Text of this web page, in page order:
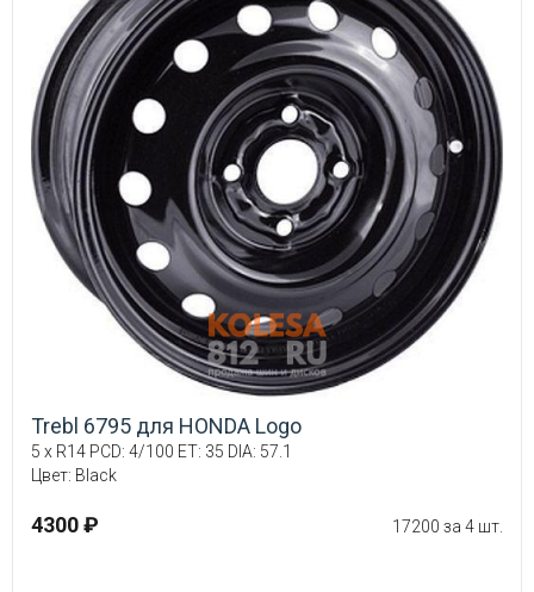
Trebl 6795 для HONDA Logo
5 x R14 PCD: 4/100 ET: 35 DIA: 57.1
Цвет: Black
4300 ₽ 17200 за 4 шт.